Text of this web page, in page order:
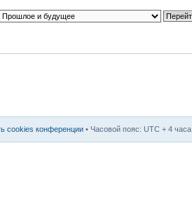
cookies конференции • Часовой пояс: UTC + 4 часа